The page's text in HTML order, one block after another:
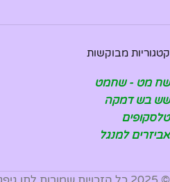
קטגוריות מבוקשות
שח מט - שחמט
שש בש דמקה
טלסקופים
אביזרים למנגל